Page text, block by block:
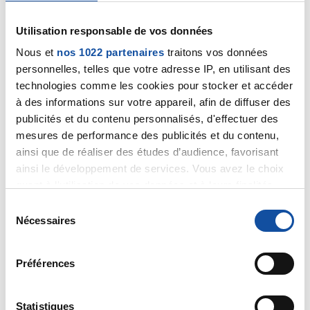
Utilisation responsable de vos données
Nous et nos 1022 partenaires traitons vos données
personnelles, telles que votre adresse IP, en utilisant des
technologies comme les cookies pour stocker et accéder
à des informations sur votre appareil, afin de diffuser des
publicités et du contenu personnalisés, d'effectuer des
mesures de performance des publicités et du contenu,
ainsi que de réaliser des études d’audience, favorisant
ainsi le développement de services. Vous avez le choix
tout moment en consultant la Déclaration relative aux
cookies ou en cliquant sur l'icône de confidentialité.
Si vous le permettez, nous aimerions également :
géographique qui peuvent être précises à plusieurs
Nécessaires
Préférences
Statistiques
05/10/2023 - 09:06
Bonjour,
Vous avez raison d'écrire sur ce forum qui va vous
aider à affronter cet ennemi.
Comme vous, j'ai reçu un tsunami en pleine figure. J'ai
mis 2 jours à m'en remettre et j'ai decidé de me
Bien sûr, la chimio ce n'est pas une partie de plaisir
differemment.
maintenant et donnez de vos nouvelles.